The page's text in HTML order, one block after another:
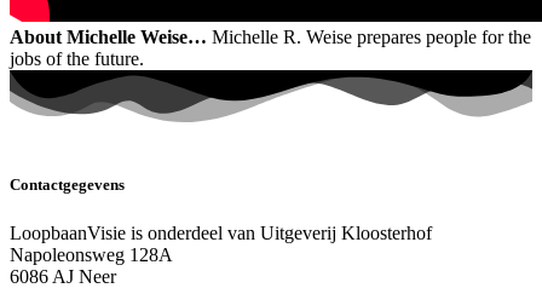
About Michelle Weise… Michelle R. Weise prepares people for the
jobs of the future.
Contactgegevens
LoopbaanVisie is onderdeel van Uitgeverij Kloosterhof
Napoleonsweg 128A
6086 AJ Neer